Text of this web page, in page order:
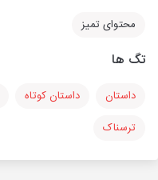
محتوای تمیز
تگ ها
داستان داستان کوتاه
ترسناک